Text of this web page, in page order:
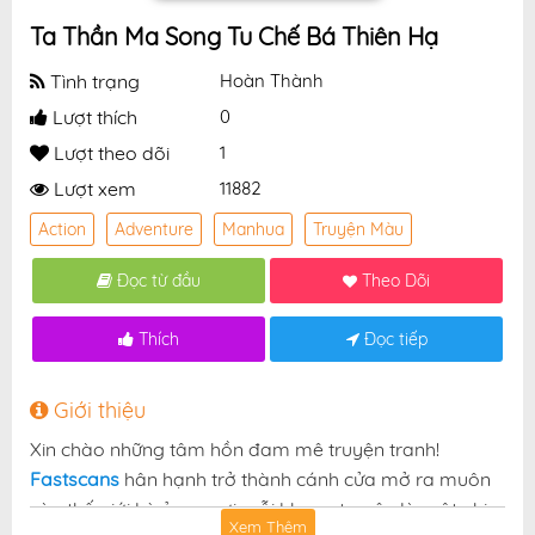
Ta Thần Ma Song Tu Chế Bá Thiên Hạ
Tình trạng Hoàn Thành
Lượt thích 0
Lượt theo dõi 1
Lượt xem 11882
Action Adventure Manhua Truyện Màu
Đọc từ đầu Theo Dõi
Thích Đọc tiếp
Giới thiệu
Xin chào những tâm hồn đam mê truyện tranh!
Fastscans hân hạnh trở thành cánh cửa mở ra muôn
vàn thế giới kỳ ảo — nơi mỗi khung truyện là một nhịp
Xem Thêm